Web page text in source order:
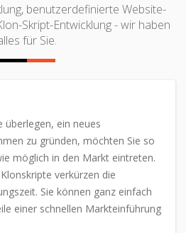
benutzerdefinierte Website-
Skript-Entwicklung - wir haben
für Sie.
überlegen, ein neues
zu gründen, möchten Sie so
möglich in den Markt eintreten.
verkürzen die
Sie können ganz einfach
einer schnellen Markteinführung